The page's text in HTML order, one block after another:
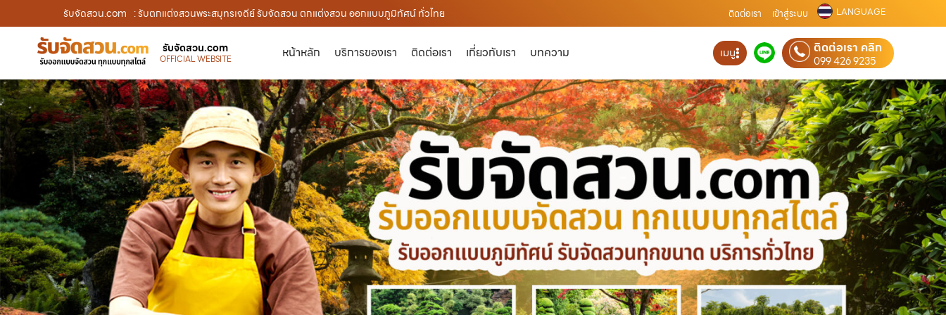
รับจัดสวน.com : รับตกแต่งสวนพระสมุทรเจดีย์ รับจัดสวน ตกแต่งสวน ออกแบบภูมิทัศน์ ทั่วไทย ติดต่อเรา เข้าสู่ระบบ LANGUAGE
รับจัดสวน.com
OFFICIAL WEBSITE หน้าหลัก บริการของเรา ติดต่อเรา เกี่ยวกับเรา บทความ เมนู ติดต่อเรา คลิก
099 426 9235